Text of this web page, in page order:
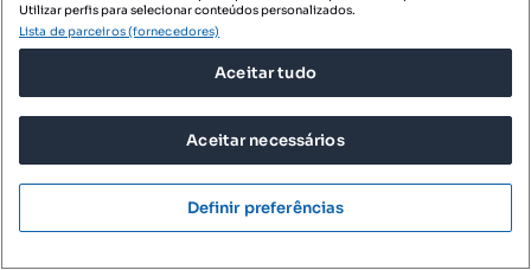
Utilizar perfis para selecionar conteúdos personalizados.
Lista de parceiros (fornecedores)
Aceitar tudo
Aceitar necessários
Definir preferências